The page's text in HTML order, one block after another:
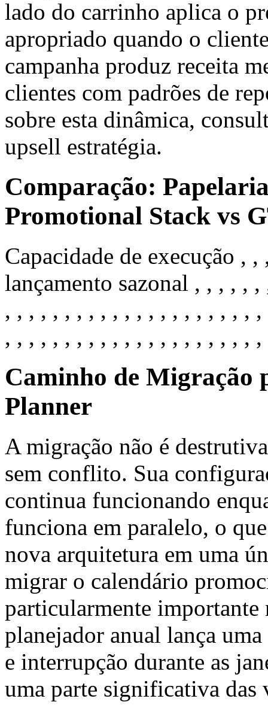
lado do carrinho aplica o
apropriado quando o
campanha produz receita
clientes com padrões de
sobre esta dinâmica,
upsell estratégia.
Comparação:
Promotional Stack vs
Capacidade de execução ,
lançamento sazonal , , , , ,
, , , , , , , , , , , , , , , , , , , , ,
, , , , , , , , , , , , , , , , , , , , ,
Caminho de Migração
Planner
A migração não é
sem conflito. Sua
continua funcionando
funciona em paralelo, o
nova arquitetura em uma
migrar o calendário
particularmente importante
planejador anual lança
e interrupção durante as
uma parte significativa das